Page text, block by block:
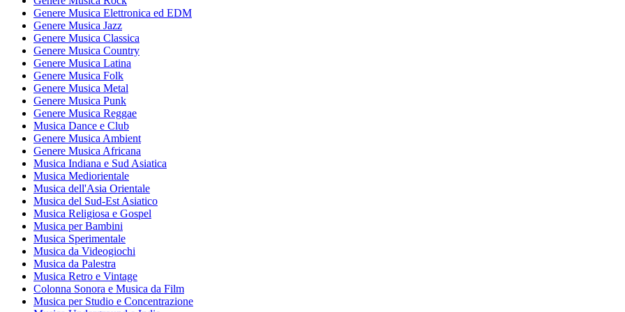
Genere Musica Elettronica ed EDM
Genere Musica Jazz
Genere Musica Classica
Genere Musica Country
Genere Musica Latina
Genere Musica Folk
Genere Musica Metal
Genere Musica Punk
Genere Musica Reggae
Musica Dance e Club
Genere Musica Ambient
Genere Musica Africana
Musica Indiana e Sud Asiatica
Musica Mediorientale
Musica dell'Asia Orientale
Musica del Sud-Est Asiatico
Musica Religiosa e Gospel
Musica per Bambini
Musica Sperimentale
Musica da Videogiochi
Musica da Palestra
Musica Retro e Vintage
Colonna Sonora e Musica da Film
Musica per Studio e Concentrazione